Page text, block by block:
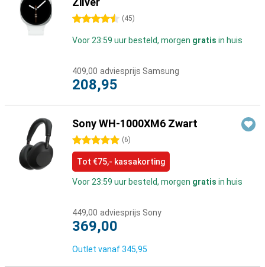
4.5 sterren (45)
Voor 23:59 uur besteld, morgen gratis in huis
409,00 adviesprijs Samsung
208,95
Sony WH-1000XM6 Zwart
5 sterren (6)
Tot €75,- kassakorting
Voor 23:59 uur besteld, morgen gratis in huis
449,00 adviesprijs Sony
369,00
Outlet vanaf345,95